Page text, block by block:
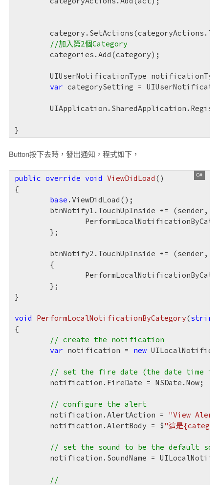
//加入第2個Category
var categorySetting =
}
Button按下去時，發出通知，程式如下，
public override void ViewDidLoad (
{
base .ViewDidLoad();
}
void PerformLocalNotificationByCategory(string
{
// create the notification
var notification = new
// set the fire date (the date time
// configure the alert
	notification.AlertAction =
"View
	notification.AlertBody = $
"這是
// set the sound to be the default
//